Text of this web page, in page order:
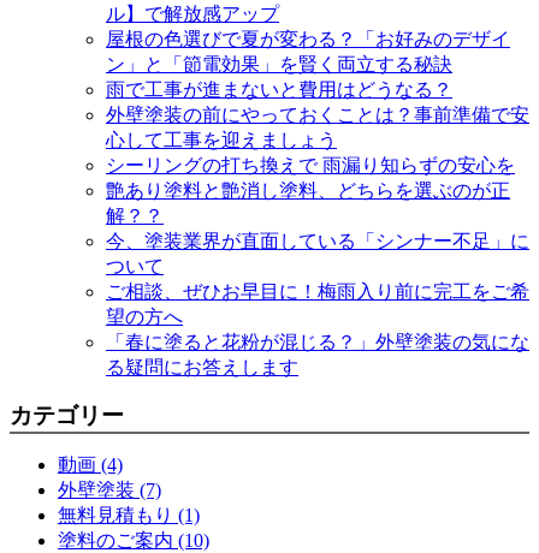
ル】で解放感アップ
屋根の色選びで夏が変わる？「お好みのデザイ
ン」と「節電効果」を賢く両立する秘訣
雨で工事が進まないと費用はどうなる？
外壁塗装の前にやっておくことは？事前準備で安
心して工事を迎えましょう
シーリングの打ち換えで 雨漏り知らずの安心を
艶あり塗料と艶消し塗料、どちらを選ぶのが正
解？？
今、塗装業界が直面している「シンナー不足」に
ついて
ご相談、ぜひお早目に！梅雨入り前に完工をご希
望の方へ
「春に塗ると花粉が混じる？」外壁塗装の気にな
る疑問にお答えします
カテゴリー
動画 (4)
外壁塗装 (7)
無料見積もり (1)
塗料のご案内 (10)